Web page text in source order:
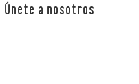
Únete a nosotros